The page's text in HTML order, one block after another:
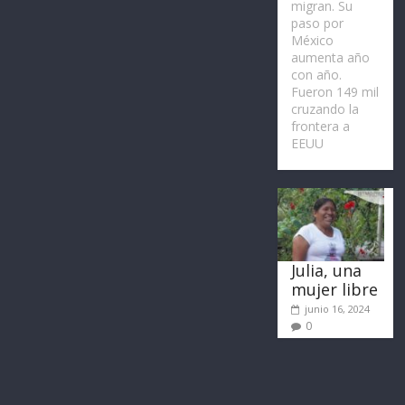
migran. Su
paso por
México
aumenta año
con año.
Fueron 149 mil
cruzando la
frontera a
EEUU
Julia, una
mujer libre
junio 16, 2024
0